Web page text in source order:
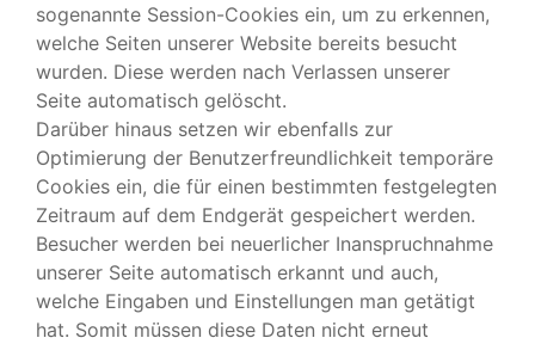
sogenannte Session-Cookies ein, um zu erkennen,
welche Seiten unserer Website bereits besucht
wurden. Diese werden nach Verlassen unserer
Seite automatisch gelöscht.
Darüber hinaus setzen wir ebenfalls zur
Optimierung der Benutzerfreundlichkeit temporäre
Cookies ein, die für einen bestimmten festgelegten
Zeitraum auf dem Endgerät gespeichert werden.
Besucher werden bei neuerlicher Inanspruchnahme
unserer Seite automatisch erkannt und auch,
welche Eingaben und Einstellungen man getätigt
hat. Somit müssen diese Daten nicht erneut